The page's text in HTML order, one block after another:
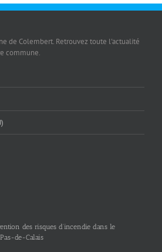
de Colembert. Retrouvez toute l'actualité
commune.
des risques d’incendie dans le
de-Calais